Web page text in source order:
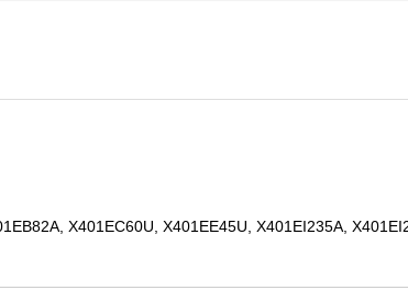
X401EC60U, X401EE45U, X401EI235A,